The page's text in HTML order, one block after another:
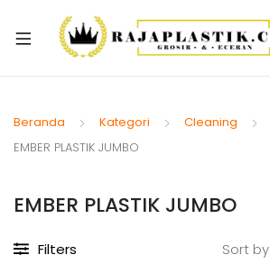
Beranda Kategori Cleaning
EMBER PLASTIK JUMBO
EMBER PLASTIK JUMBO
Filters Sort by